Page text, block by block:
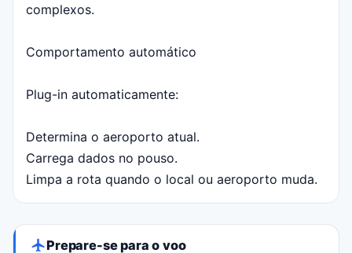
complexos.
Comportamento automático
Plug-in automaticamente:
Determina o aeroporto atual.
Carrega dados no pouso.
Limpa a rota quando o local ou aeroporto muda.
Prepare-se para o voo